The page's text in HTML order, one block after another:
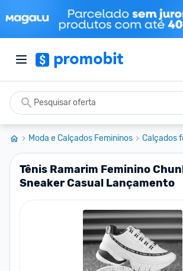
Moda e Calçados Femininos Calçados
Tênis Ramarim Feminino
Sneaker Casual Lançamento